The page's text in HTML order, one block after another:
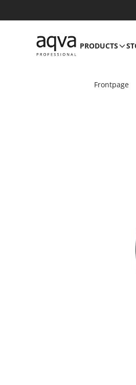
PRODUCTS
Frontpage